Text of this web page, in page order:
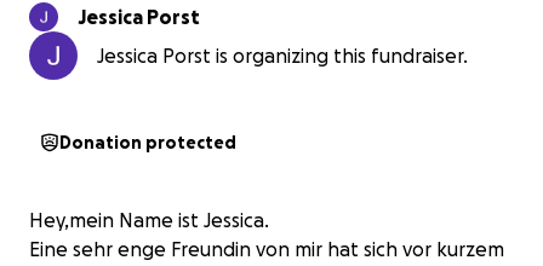
Jessica Porst
Jessica Porst is organizing this fundraiser.
Donation protected
Hey,mein Name ist Jessica.
Eine sehr enge Freundin von mir hat sich vor kurzem